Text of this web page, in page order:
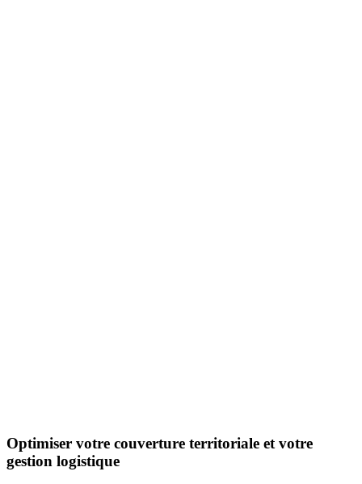
Optimiser votre couverture territoriale et votre
gestion logistique